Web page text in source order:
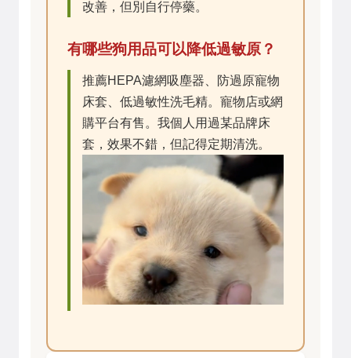
改善，但別自行停藥。
有哪些狗用品可以降低過敏原？
推薦HEPA濾網吸塵器、防過原寵物
床套、低過敏性洗毛精。寵物店或網
購平台有售。我個人用過某品牌床
套，效果不錯，但記得定期清洗。